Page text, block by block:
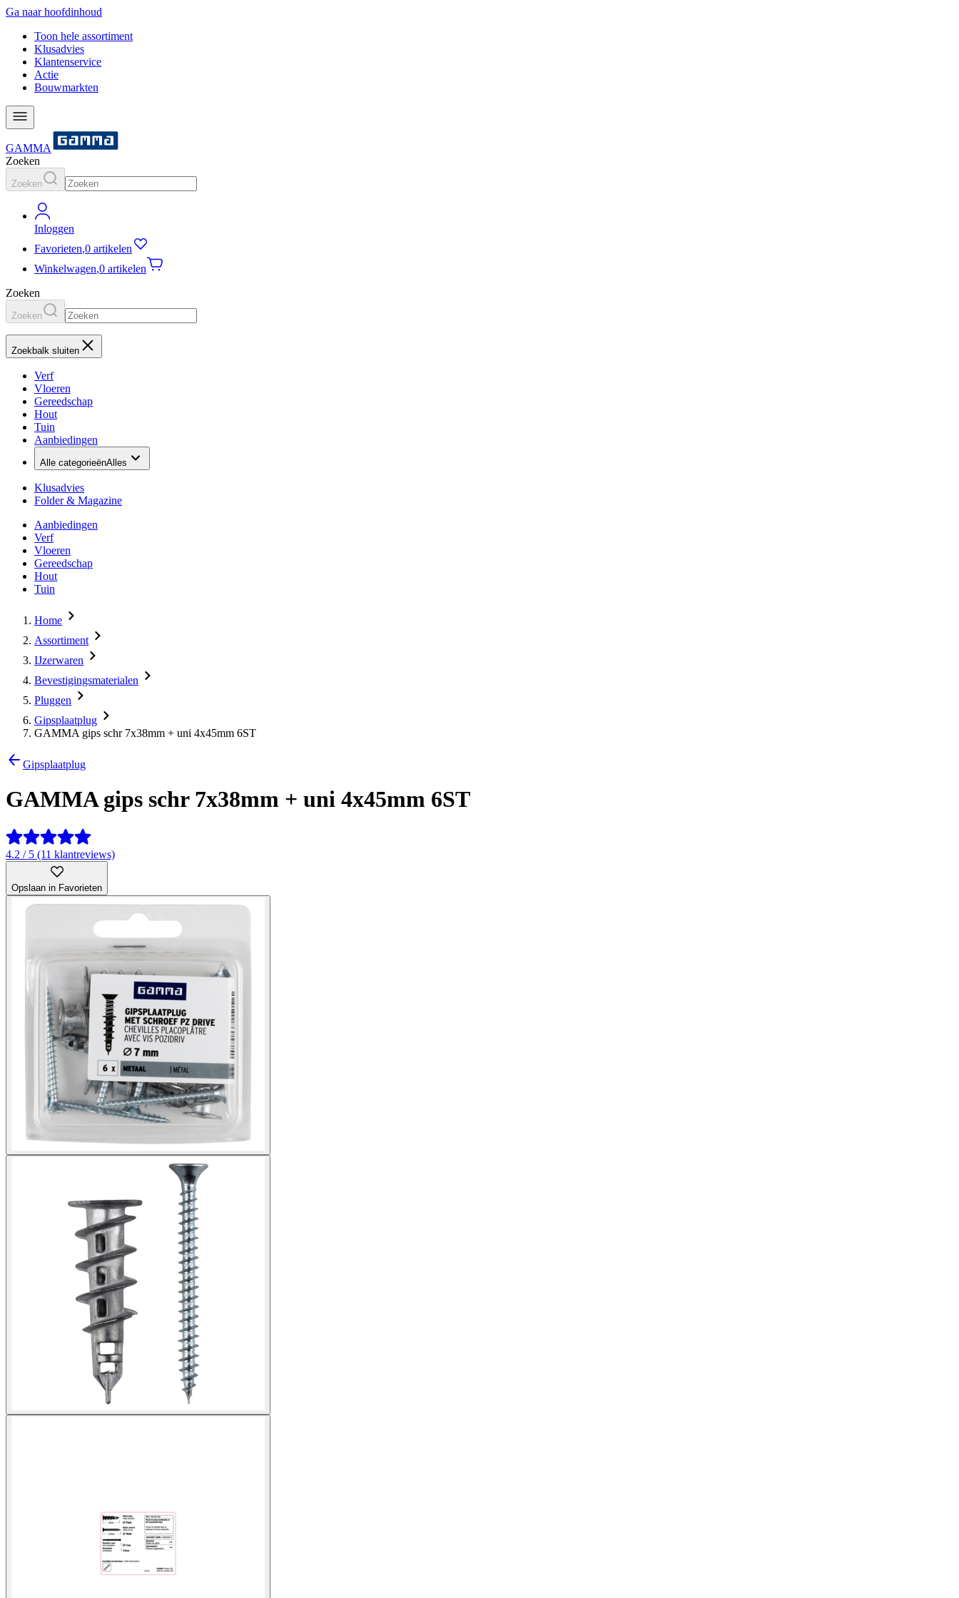
Ga naar hoofdinhoud
Toon hele assortiment
Klusadvies
Klantenservice
Actie
Bouwmarkten
GAMMA
Zoeken
Zoeken
Inloggen
Favorieten,0 artikelen
Winkelwagen,0 artikelen
Zoeken
Zoeken
Zoekbalk sluiten
Verf
Vloeren
Gereedschap
Hout
Tuin
Aanbiedingen
Alle categorieënAlles
Klusadvies
Folder & Magazine
Aanbiedingen
Verf
Vloeren
Gereedschap
Hout
Tuin
Home
Assortiment
IJzerwaren
Bevestigingsmaterialen
Pluggen
Gipsplaatplug
GAMMA gips schr 7x38mm + uni 4x45mm 6ST
Gipsplaatplug
GAMMA gips schr 7x38mm + uni 4x45mm 6ST
4.2 / 5 (11 klantreviews)
Opslaan in Favorieten